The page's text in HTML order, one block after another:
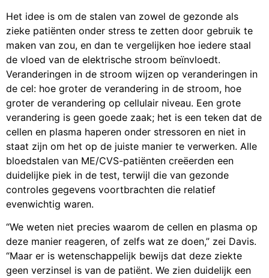
Het idee is om de stalen van zowel de gezonde als
zieke patiënten onder stress te zetten door gebruik te
maken van zou, en dan te vergelijken hoe iedere staal
de vloed van de elektrische stroom beïnvloedt.
Veranderingen in de stroom wijzen op veranderingen in
de cel: hoe groter de verandering in de stroom, hoe
groter de verandering op cellulair niveau. Een grote
verandering is geen goede zaak; het is een teken dat de
cellen en plasma haperen onder stressoren en niet in
staat zijn om het op de juiste manier te verwerken. Alle
bloedstalen van ME/CVS-patiënten creëerden een
duidelijke piek in de test, terwijl die van gezonde
controles gegevens voortbrachten die relatief
evenwichtig waren.
“We weten niet precies waarom de cellen en plasma op
deze manier reageren, of zelfs wat ze doen,” zei Davis.
“Maar er is wetenschappelijk bewijs dat deze ziekte
geen verzinsel is van de patiënt. We zien duidelijk een